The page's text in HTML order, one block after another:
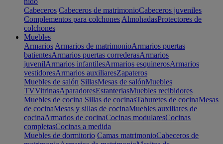
Cabeceros Cabeceros de matrimonioCabeceros juveniles
Complementos para colchones AlmohadasProtectores de
colchones
Muebles
Armarios Armarios de matrimonioArmarios puertas
batientesArmarios puertas correderasArmarios
juvenilArmarios infantilesArmarios esquinerosArmarios
vestidoresArmarios auxiliaresZapateros
Muebles de salón SillasMesas de salónMuebles
TVVitrinasAparadoresEstanteriasMuebles recibidores
Muebles de cocina Sillas de cocinasTaburetes de cocinaMesas
de cocinaMesas y sillas de cocinaMuebles auxiliares de
cocinaArmarios de cocinaCocinas modularesCocinas
completasCocinas a medida
Muebles de dormitorio Camas matrimonioCabeceros de